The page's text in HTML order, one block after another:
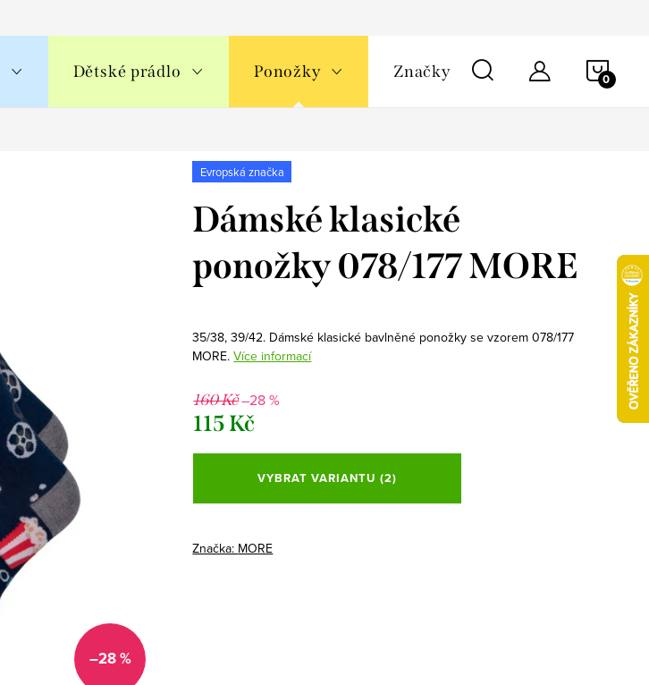
Dětské prádlo Ponožky Značky
–28 %
Evropská značka
Dámské klasické
ponožky 078/177 MORE
35/38, 39/42. Dámské klasické bavlněné ponožky se vzorem 078/177
MORE.Více informací
160 Kč–28 %
115 Kč
Měrná
VYBRAT VARIANTU (2)
Značka: MORE